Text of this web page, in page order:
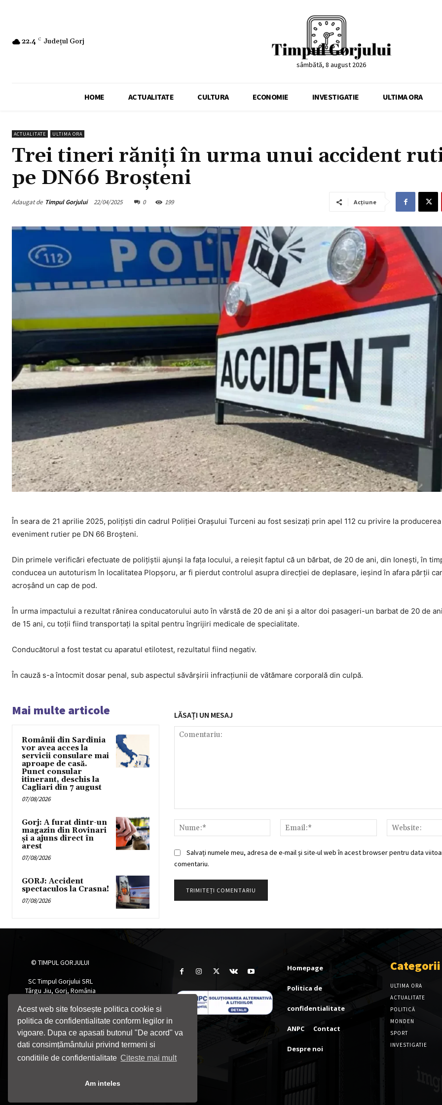
Acest web site folosește politica cookie si
politica de confidentialitate conform legilor in
vigoare. Dupa ce apasati butonul "De acord" va
dati consimțământului privind termeni si
conditiile de confidentialitate Citeste mai mult
Am inteles
22.4 C Județul Gorj
sâmbătă, 8 august 2026
HOME ACTUALITATE CULTURA ECONOMIE INVESTIGATIE ULTIMA ORA
ACTUALITATE ULTIMA ORA
Trei tineri răniți în urma unui accident
pe DN66 Broșteni
Adaugat de Timpul Gorjului 22/04/2025 0 199 Acțiune
În seara de 21 aprilie 2025, polițiști din cadrul Poliţiei Orașului Turceni au fost sesizaţi prin apel 112 cu privire la
eveniment rutier pe DN 66 Broșteni.
Din primele verificări efectuate de polițiștii ajunși la fața locului, a reieșit faptul că un bărbat, de 20 de ani, din Ionești, în
conducea un autoturism în localitatea Plopșoru, ar fi pierdut controlul asupra direcției de deplasare, ieșind în afara părții
acroșând un cap de pod.
În urma impactului a rezultat rănirea conducatorului auto în vârstă de 20 de ani și a altor doi pasageri-un barbat de 20 de
de 15 ani, cu toții fiind transportați la spital pentru îngrijiri medicale de specialitate.
Conducătorul a fost testat cu aparatul etilotest, rezultatul fiind negativ.
În cauză s-a întocmit dosar penal, sub aspectul săvârşirii infracţiunii de vătămare corporală din culpă.
Mai multe articole
Românii din Sardinia
vor avea acces la
servicii consulare mai
aproape de casă.
Punct consular
itinerant, deschis la
Cagliari din 7 august
07/08/2026
Gorj: A furat dintr-un
magazin din Rovinari
și a ajuns direct în
arest
07/08/2026
GORJ: Accident
spectaculos la Crasna!
07/08/2026
LĂSAȚI UN MESAJ
Nume:*
Email:*
Salvați numele meu, adresa de e-mail și site-ul web în acest browser pentru data
comentariu.
© TIMPUL GORJULUI
SC Timpul Gorjului SRL
Târgu Jiu, Gorj, România
Email: timpulgorjului@yahoo.com
Homepage
Politica de
confidentialitate
ANPC Contact
Despre noi
Categorii
ULTIMA ORA
ACTUALITATE
POLITICĂ
MONDEN
SPORT
INVESTIGATIE